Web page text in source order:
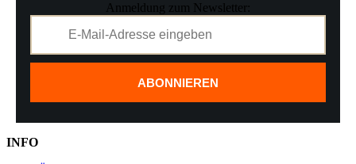
Anmeldung zum Newsletter:
ABONNIEREN
INFO